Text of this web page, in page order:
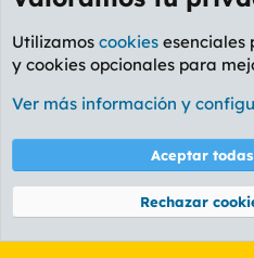
Foro Informática y Videojuegos
Cookies
PL OLDSTYLE
Términos y reglas
Community platform by XenForo® ©
Utilizamos cookies esenciales
y cookies opcionales para
Ver más información y
Aceptar
Rechazar